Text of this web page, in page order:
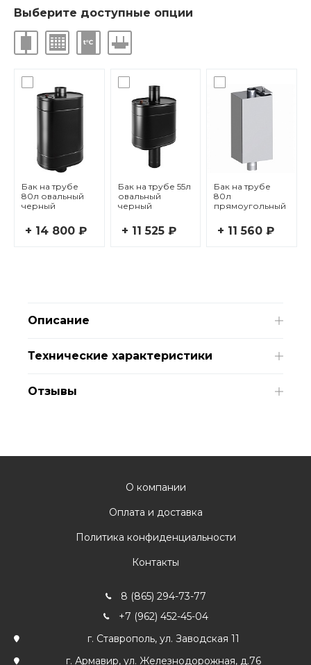
Выберите доступные опции
Бак на трубе
80л овальный
черный
+ 14 800 ₽
Бак на трубе 55л
овальный
черный
+ 11 525 ₽
Бак на трубе
80л
прямоугольный
+ 11 560 ₽
Описание
Технические характеристики
Отзывы
О компании
Оплата и доставка
Политика конфиденциальности
Контакты
8 (865) 294-73-77
+7 (962) 452-45-04
г. Ставрополь, ул. Заводская 11
г. Армавир, ул. Железнодорожная, д.76